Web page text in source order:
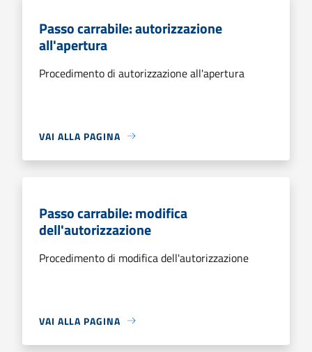
Passo carrabile: autorizzazione
all'apertura
Procedimento di autorizzazione all'apertura
VAI ALLA PAGINA
Passo carrabile: modifica
dell'autorizzazione
Procedimento di modifica dell'autorizzazione
VAI ALLA PAGINA